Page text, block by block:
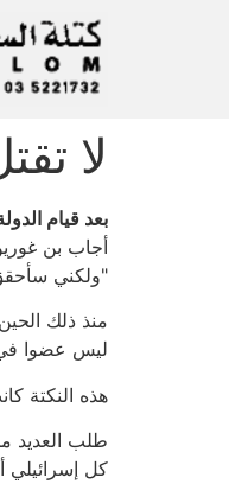
لا
بعد قيام
أجاب بن
"ولكني سأحقق
منذ ذلك
ليس عضوا
هذه النكتة كانت شائعة
طلب العديد
كل إسرائيلي